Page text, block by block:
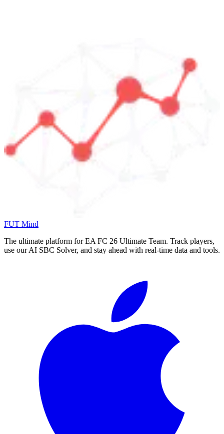
FUT Mind
The ultimate platform for EA FC 26 Ultimate Team. Track players,
use our AI SBC Solver, and stay ahead with real-time data and tools.